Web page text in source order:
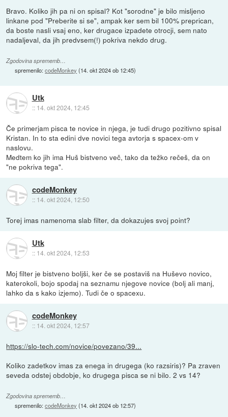
Bravo. Koliko jih pa ni on spisal? Kot "sorodne" je bilo misljeno
linkane pod "Preberite si se", ampak ker sem bil 100% preprican,
da boste nasli vsaj eno, ker drugace izpadete otrocji, sem nato
nadaljeval, da jih predvsem(!) pokriva nekdo drug.
Zgodovina sprememb…
spremenilo:codeMonkey (14. okt 2024 ob 12:45)
Utk
:: 14. okt 2024, 12:45
Če primerjam pisca te novice in njega, je tudi drugo pozitivno spisal
Kristan. In to sta edini dve novici tega avtorja s spacex-om v
naslovu.
Medtem ko jih ima Huš bistveno več, tako da težko rečeš, da on
"ne pokriva tega".
codeMonkey
:: 14. okt 2024, 12:50
Torej imas namenoma slab filter, da dokazujes svoj point?
Utk
:: 14. okt 2024, 12:53
Moj filter je bistveno boljši, ker če se postaviš na Huševo novico,
katerokoli, bojo spodaj na seznamu njegove novice (bolj ali manj,
lahko da s kako izjemo). Tudi če o spacexu.
codeMonkey
:: 14. okt 2024, 12:57
https://slo-tech.com/novice/povezano/39...
Koliko zadetkov imas za enega in drugega (ko razsiris)? Pa zraven
seveda odstej obdobje, ko drugega pisca se ni bilo. 2 vs 14?
Zgodovina sprememb…
spremenilo:codeMonkey (14. okt 2024 ob 12:57)